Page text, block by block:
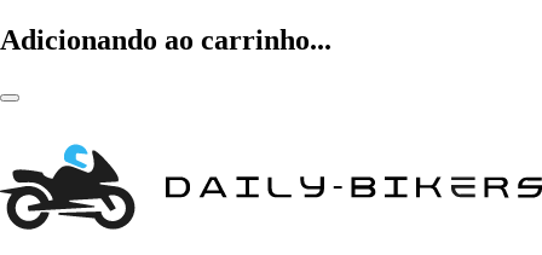
Adicionando ao carrinho...